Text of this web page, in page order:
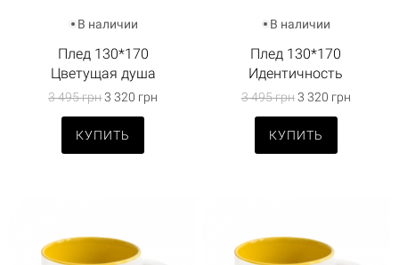
В наличии
Плед 130*170
Цветущая душа
3 495 грн3 320 грн
КУПИТЬ
В наличии
Плед 130*170
Идентичность
3 495 грн3 320 грн
КУПИТЬ